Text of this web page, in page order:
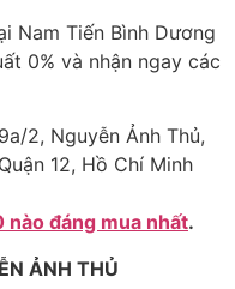
Nam Tiến Bình Dương
0% và nhận ngay các
2, Nguyễn Ảnh Thủ,
12, Hồ Chí Minh
nào đáng mua nhất.
ẢNH THỦ